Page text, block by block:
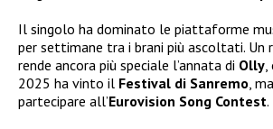
Il singolo ha dominato le piattaforme
per settimane tra i brani più ascoltati. Un
rende ancora più speciale l’annata di Olly
2025 ha vinto il Festival di Sanremo ,
partecipare all’Eurovision Song Contest.